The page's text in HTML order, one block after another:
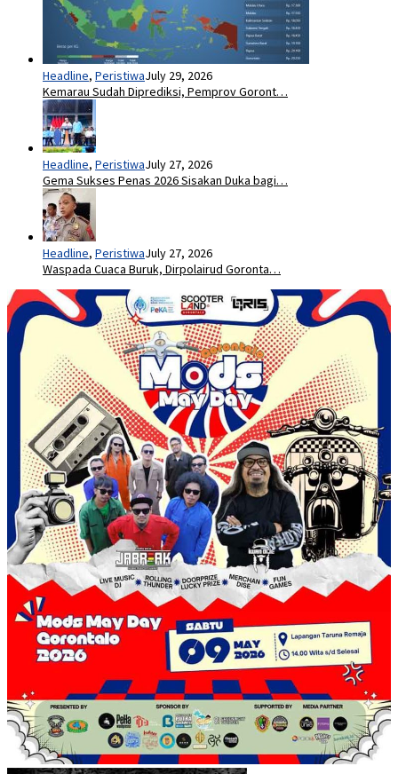
Headline, PeristiwaJuly 29, 2026
Kemarau Sudah Diprediksi, Pemprov Goront…
Headline, PeristiwaJuly 27, 2026
Gema Sukses Penas 2026 Sisakan Duka bagi…
Headline, PeristiwaJuly 27, 2026
Waspada Cuaca Buruk, Dirpolairud Goronta…